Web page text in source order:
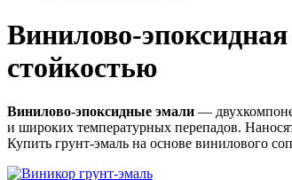
Винилово-
стойкостью
Винилово-эпоксидные эмали —
и широких температурных перепадов.
Купить грунт-эмаль на основе винилового